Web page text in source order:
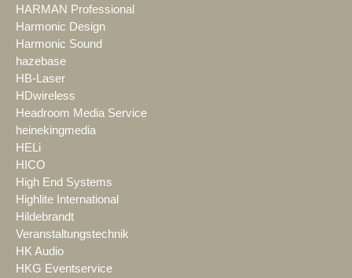
HARMAN Professional
Harmonic Design
Harmonic Sound
hazebase
HB-Laser
HDwireless
Headroom Media Service
heinekingmedia
HELi
HICO
High End Systems
Highlite International
Hildebrandt
Veranstaltungstechnik
HK Audio
HKG Eventservice